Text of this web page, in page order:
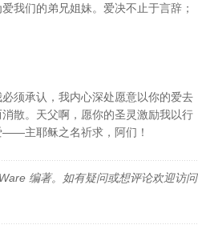
我们的弟兄姐妹。爱决不止于言辞；
须承认，我内心深处愿意以你的爱去
散。天父啊，愿你的圣灵激励我以行
——主耶稣之名祈求，阿们！
编著。如有疑问或想评论欢迎访问